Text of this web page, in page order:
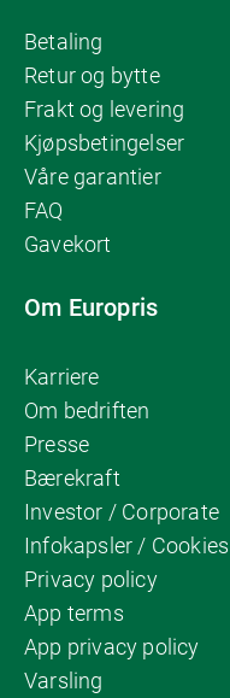
Betaling
Retur og bytte
Frakt og levering
Kjøpsbetingelser
Våre garantier
FAQ
Gavekort
Om Europris
Karriere
Om bedriften
Presse
Bærekraft
Investor / Corporate
Infokapsler / Cookies
Privacy policy
App terms
App privacy policy
Varsling